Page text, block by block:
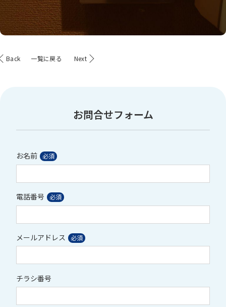
Back 一覧に戻る Next
お問合せフォーム
お名前
電話番号
メールアドレス
チラシ番号